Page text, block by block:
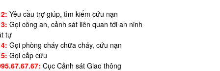
Yêu cầu trợ giúp, tìm kiếm cứu nạn
Gọi công an, cảnh sát liên quan tới an ninh
tự
Gọi phòng cháy chữa cháy, cứu nạn
Gọi cấp cứu
Cục Cảnh sát Giao thông